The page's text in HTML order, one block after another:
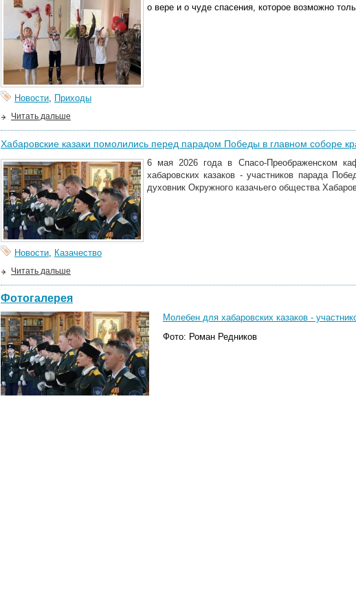
о вере и о чуде спасения, которое возможно
Новости, Приходы
Читать дальше
Хабаровские казаки помолились перед парадом Победы в главном соборе
6 мая 2026 года в Спасо-Преображенском
хабаровских казаков - участников парада
духовник Окружного казачьего общества
Новости, Казачество
Читать дальше
Фотогалерея
Молебен для хабаровских казаков -
Фото: Роман Редников